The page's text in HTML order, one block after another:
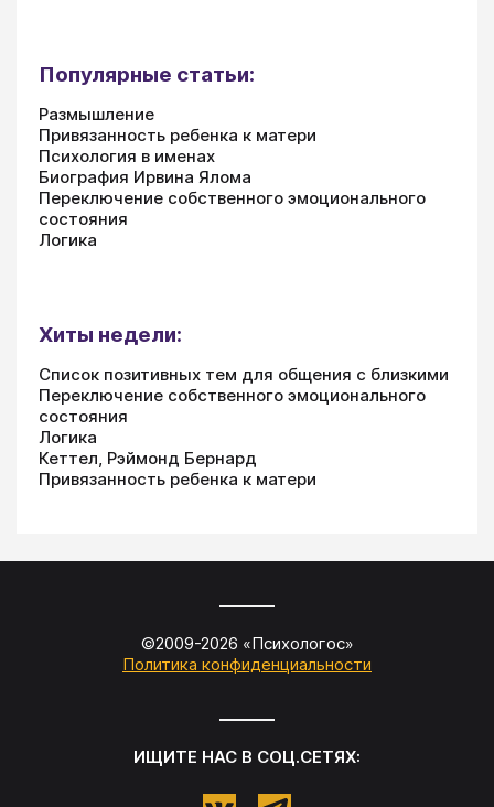
Популярные статьи:
Размышление
Привязанность ребенка к матери
Психология в именах
Биография Ирвина Ялома
Переключение собственного эмоционального
состояния
Логика
Хиты недели:
Список позитивных тем для общения с близкими
Переключение собственного эмоционального
состояния
Логика
Кеттел, Рэймонд Бернард
Привязанность ребенка к матери
©2009-2026 «Психологос»
Политика конфиденциальности
ИЩИТЕ НАС В СОЦ.СЕТЯХ: